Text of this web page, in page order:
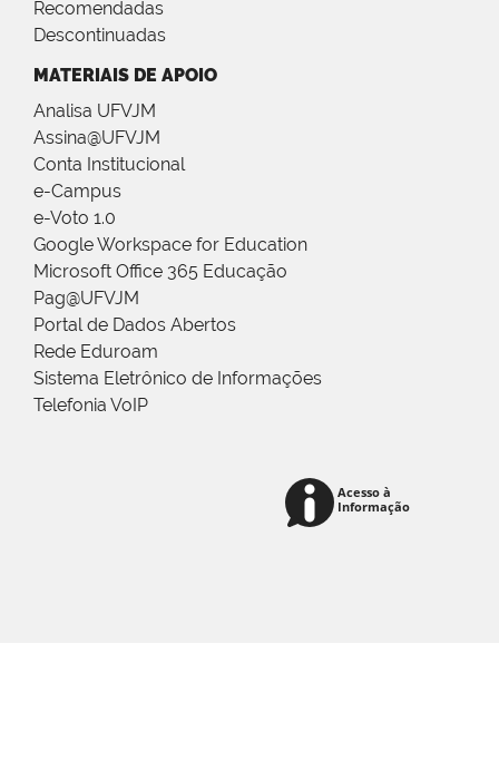
Recomendadas
Descontinuadas
MATERIAIS DE APOIO
Analisa UFVJM
Assina@UFVJM
Conta Institucional
e-Campus
e-Voto 1.0
Google Workspace for Education
Microsoft Office 365 Educação
Pag@UFVJM
Portal de Dados Abertos
Rede Eduroam
Sistema Eletrônico de Informações
Telefonia VoIP